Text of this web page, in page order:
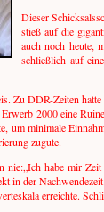
Dieser
stieß auf die
auch noch heute,
schließlich auf
Zu DDR-Zeiten
2000 eine
um minimale
zugute.
nie:„Ich habe mir
in der
erreichte.